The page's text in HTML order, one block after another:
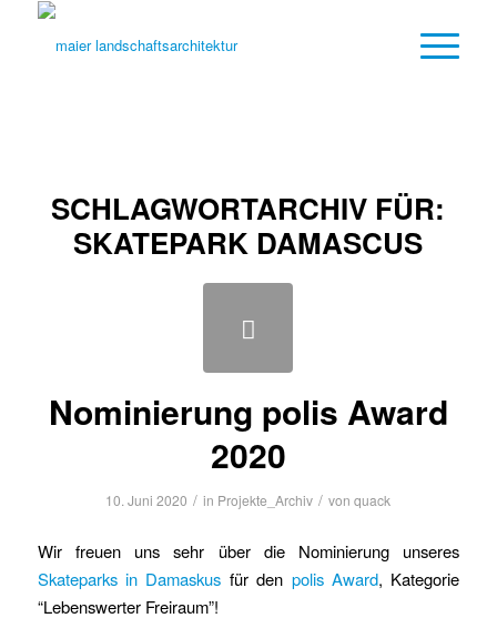
SCHLAGWORTARCHIV FÜR:
SKATEPARK DAMASCUS
Nominierung polis Award
2020
10. Juni 2020 / in Projekte_Archiv / vonquack
Wir freuen uns sehr über die Nominierung unseres
Skateparks in Damaskus für den polis Award, Kategorie
“Lebenswerter Freiraum”!